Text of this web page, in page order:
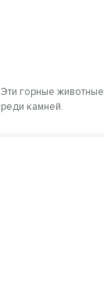
горные животные
камней.